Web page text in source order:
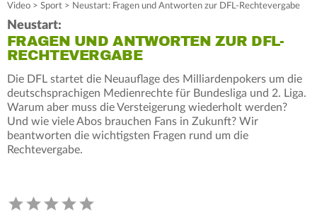
Video > Sport > Neustart: Fragen und Antworten zur DFL-Rechtevergabe
Neustart:
FRAGEN UND ANTWORTEN ZUR DFL-
RECHTEVERGABE
Die DFL startet die Neuauflage des Milliardenpokers um die
deutschsprachigen Medienrechte für Bundesliga und 2. Liga.
Warum aber muss die Versteigerung wiederholt werden?
Und wie viele Abos brauchen Fans in Zukunft? Wir
beantworten die wichtigsten Fragen rund um die
Rechtevergabe.